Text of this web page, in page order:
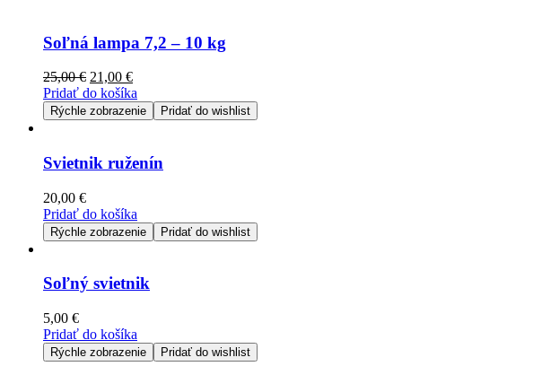
Soľná lampa 7,2 – 10 kg
25,00€ 21,00 €
Pridať do košíka
Rýchle zobrazenie Pridať do wishlist
Svietnik ruženín
20,00 €
Pridať do košíka
Rýchle zobrazenie Pridať do wishlist
Soľný svietnik
5,00 €
Pridať do košíka
Rýchle zobrazenie Pridať do wishlist